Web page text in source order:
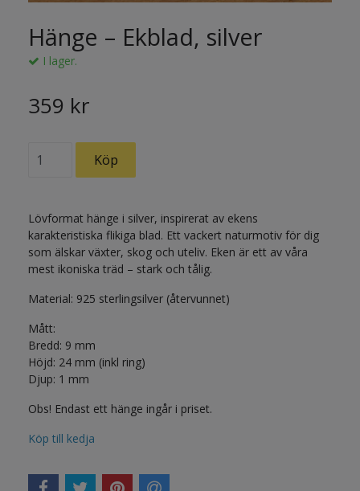
Hänge – Ekblad, silver
I lager.
359 kr
Lövformat hänge i silver, inspirerat av ekens
karakteristiska flikiga blad. Ett vackert naturmotiv för dig
som älskar växter, skog och uteliv. Eken är ett av våra
mest ikoniska träd – stark och tålig.
Material: 925 sterlingsilver (återvunnet)
Mått:
Bredd: 9 mm
Höjd: 24 mm (inkl ring)
Djup: 1 mm
Obs! Endast ett hänge ingår i priset.
Köp till kedja